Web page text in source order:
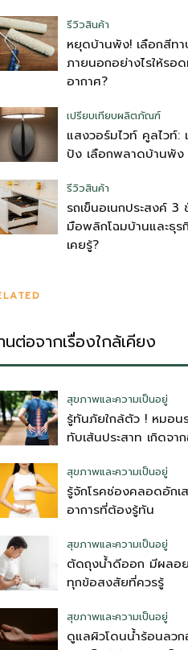
รีวิวสินค้า
หยุดบ้านพัง! เลือกสีทา
ภายนอกอย่างไรให้รอ
อากาศ?
เปรียบเทียบผลิตภัณฑ์
แสงวอร์มไวท์ คูลไวท์:
ปัง เลือกพลาดบ้านพัง
รีวิวสินค้า
รถเข็นอเนกประสงค์ 3
มือพลิกโฉมบ้านและธุ
เคยรู้?
นต่อจากเรื่องใกล้เคียง
สุขภาพและความเป็นอยู่
รู้ทันภัยใกล้ตัว ! หมอน
ทับเส้นประสาท เกิดจาก
สุขภาพและความเป็นอยู่
รู้จักโรคช่องคลอดอักเ
อาการที่ต้องรู้ทัน
สุขภาพและความเป็นอยู่
ตัดถุงน้ําดีออก มีผลอ
ทุกข้อสงสัยที่ควรรู้
สุขภาพและความเป็นอยู่
ดูแลผิวโดนน้ำร้อนลวก